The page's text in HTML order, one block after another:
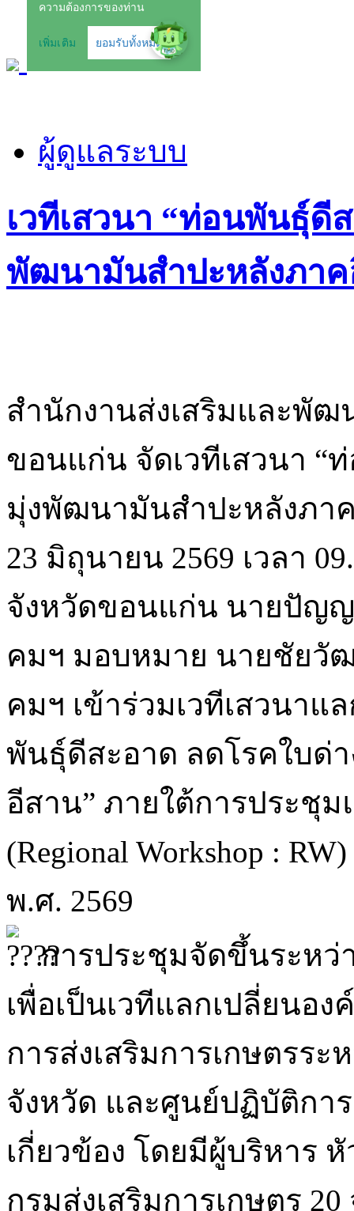
ผู้ดูแลระบบ
เวทีเสวนา “ท่อนพันธุ์ดี
พัฒนามันสำปะหลังภาค
สำนักงานส่งเสริมและพัฒ
ขอนแก่น จัดเวทีเสวนา “
มุ่งพัฒนามันสำปะหลังภา
23 มิถุนายน 2569 เวลา
จังหวัดขอนแก่น นายปัญ
คมฯ มอบหมาย นายชัยวั
คมฯ เข้าร่วมเวทีเสวนาแ
พันธุ์ดีสะอาด ลดโรคใบด่
อีสาน” ภายใต้การประชุม
(Regional Workshop :
พ.ศ. 2569
การประชุมจัดขึ้นระหว่
เพื่อเป็นเวทีแลกเปลี่ยนอ
การส่งเสริมการเกษตรร
จังหวัด และศูนย์ปฏิบัติกา
เกี่ยวข้อง โดยมีผู้บริหาร
กรมส่งเสริมการเกษตร